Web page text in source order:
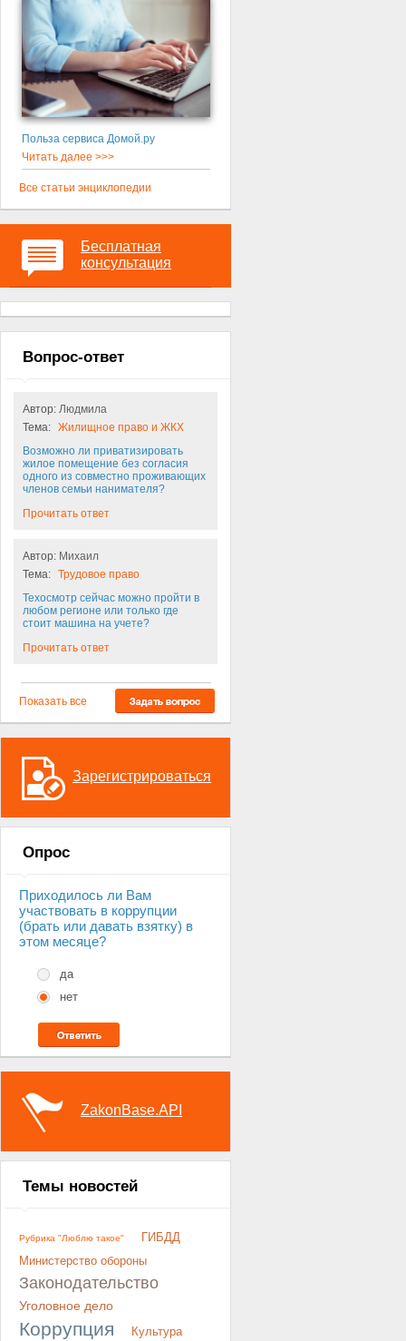
Польза сервиса Домой.ру
Читать далее >>>
Все статьи энциклопедии
Бесплатная
консультация
Вопрос-ответ
Автор: Людмила
Тема: Жилищное право и ЖКХ
Возможно ли приватизировать
жилое помещение без согласия
одного из совместно проживающих
членов семьи нанимателя?
Прочитать ответ
Автор: Михаил
Тема: Трудовое право
Техосмотр сейчас можно пройти в
любом регионе или только где
стоит машина на учете?
Прочитать ответ
Показать все
Зарегистрироваться
Опрос
Приходилось ли Вам
участвовать в коррупции
(брать или давать взятку) в
этом месяце?
да
нет
ZakonBase.API
Темы новостей
Рубрика "Люблю такое"
ГИБДД
Министерство обороны
Законодательство
Уголовное дело
Коррупция Культура